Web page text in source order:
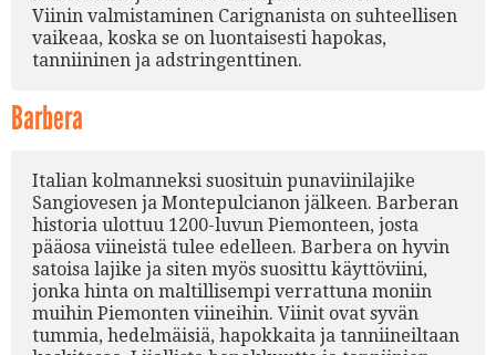
Viinin valmistaminen Carignanista on suhteellisen
vaikeaa, koska se on luontaisesti hapokas,
tanniininen ja adstringenttinen.
Barbera
Italian kolmanneksi suosituin punaviinilajike
Sangiovesen ja Montepulcianon jälkeen. Barberan
historia ulottuu 1200-luvun Piemonteen, josta
pääosa viineistä tulee edelleen. Barbera on hyvin
satoisa lajike ja siten myös suosittu käyttöviini,
jonka hinta on maltillisempi verrattuna moniin
muihin Piemonten viineihin. Viinit ovat syvän
tummia, hedelmäisiä, hapokkaita ja tanniineiltaan